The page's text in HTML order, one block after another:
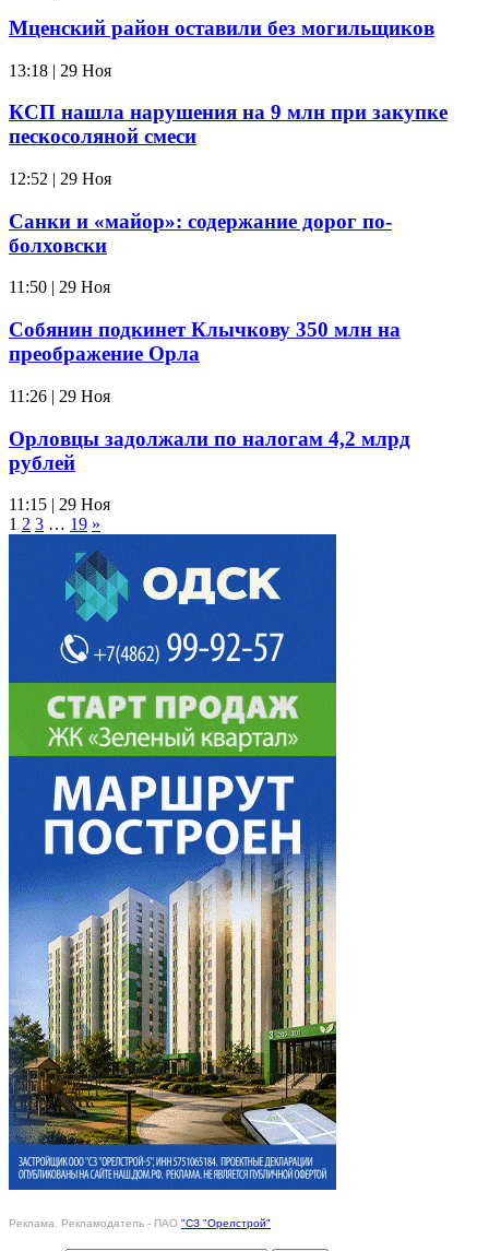
Мценский район оставили без могильщиков
13:18 | 29 Ноя
КСП нашла нарушения на 9 млн при закупке
пескосоляной смеси
12:52 | 29 Ноя
Санки и «майор»: содержание дорог по-
болховски
11:50 | 29 Ноя
Собянин подкинет Клычкову 350 млн на
преображение Орла
11:26 | 29 Ноя
Орловцы задолжали по налогам 4,2 млрд
рублей
11:15 | 29 Ноя
1 2 3 … 19 »
Реклама. Рекламодатель - ПАО "СЗ "Орелстрой"